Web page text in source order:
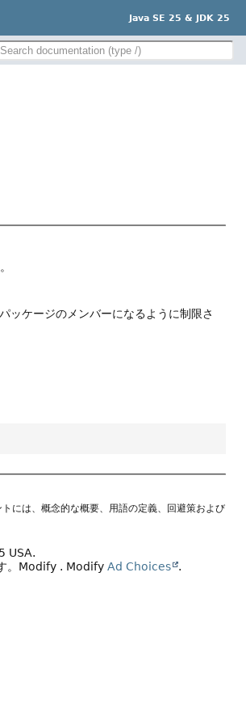
Java SE 25 & JDK 25
ッケージのメンバーになるように制限さ
には、概念的な概要、用語の定義、回避策および
USA.
。 Modify . ModifyAd Choices .